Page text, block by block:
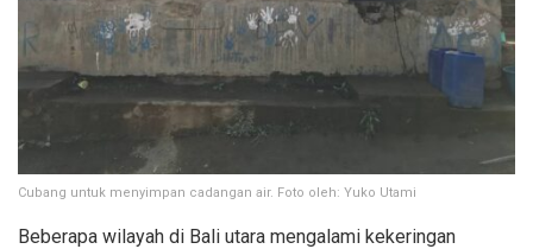
Cubang untuk menyimpan cadangan air. Foto oleh: Yuko Utami
Beberapa wilayah di Bali utara mengalami kekeringan